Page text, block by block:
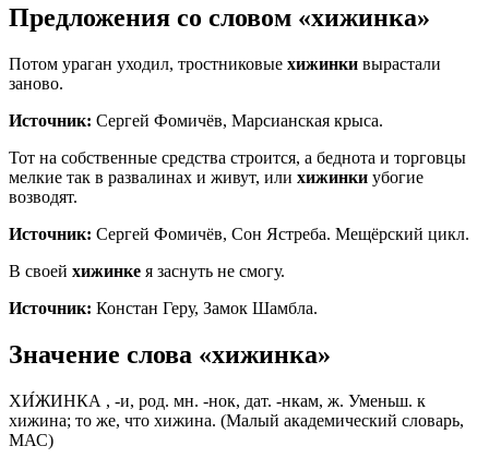
Предложения со словом «хижинка»
Потом ураган уходил, тростниковые хижинки вырастали
заново.
Источник: Сергей Фомичёв, Марсианская крыса.
Тот на собственные средства строится, а беднота и торговцы
мелкие так в развалинах и живут, или хижинки убогие
возводят.
Источник: Сергей Фомичёв, Сон Ястреба. Мещёрский цикл.
В своей хижинке я заснуть не смогу.
Источник: Констан Геру, Замок Шамбла.
Значение слова «хижинка»
ХИ́ЖИНКА , -и, род. мн. -нок, дат. -нкам, ж. Уменьш. к
хижина; то же, что хижина. (Малый академический словарь,
МАС)